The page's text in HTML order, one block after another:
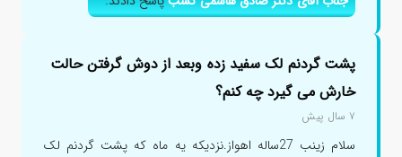
پشت گردنم لک سفید زده وبعد از دوش گرفتن حالت
خارش می گیرد چه کنم؟
۷ سال پیش
سلام زینب 27ساله اهواز.نزدیکه یه ماه که پشت گردنم لک